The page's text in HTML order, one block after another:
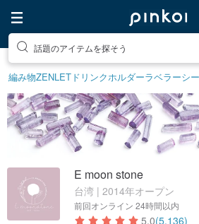
話題のアイテムを探そう
編み物ZENLET ドリンクホルダーラベラーシ
E moon stone
台湾 | 2014年オープン
前回オンライン 24時間以内
5.0(5,136)